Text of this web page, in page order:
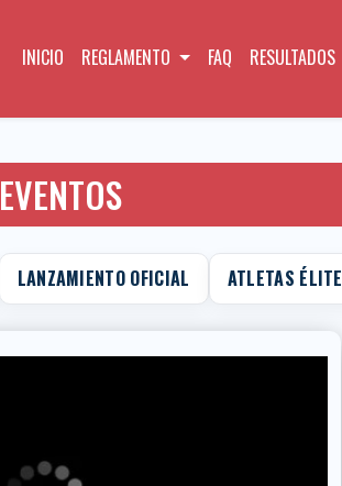
INICIO REGLAMENTO FAQ RESULTADOS
EVENTOS
LANZAMIENTO OFICIAL ATLETAS ÉLITE